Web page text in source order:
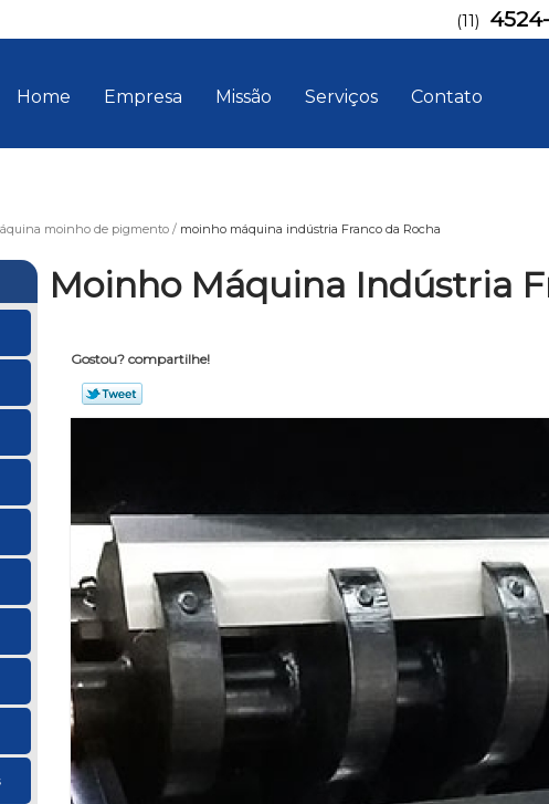
Home Empresa Missão Serviços Contato
(11)
moinho de pigmento moinho máquina indústria Franco da Rocha
Moinho Máquina Indústria
Gostou? compartilhe!